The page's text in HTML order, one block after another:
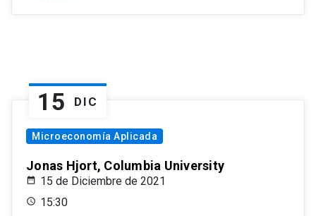
15 DIC
Microeconomía Aplicada
Jonas Hjort, Columbia University
15 de Diciembre de 2021
15:30